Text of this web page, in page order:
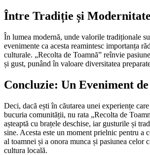
Între Tradiție și Modernitate
În lumea modernă, unde valorile tradiționale
evenimente ca acesta reamintesc importanța
culturale. „Recolta de Toamnă” reînvie
și gust, punând în valoare diversitatea
Concluzie: Un Eveniment
Deci, dacă ești în căutarea unei experiențe
bucuria comunității, nu rata „Recolta de
așteaptă cu brațele deschise, iar gusturile și
sine. Acesta este un moment prielnic pentru a
al toamnei și a onora munca și pasiunea celor
cultura locală.